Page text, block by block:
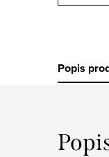
Popis